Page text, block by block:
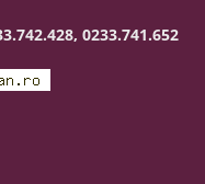
0233.741.652